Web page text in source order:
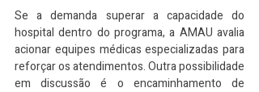
Se a demanda superar a capacidade do
hospital dentro do programa, a AMAU avalia
acionar equipes médicas especializadas para
reforçar os atendimentos. Outra possibilidade
em discussão é o encaminhamento de